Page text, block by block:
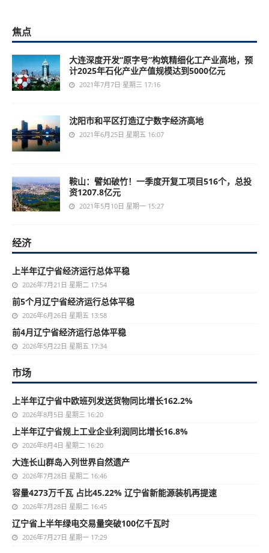
焦点
大连深度开发“原字号”构筑精细化工产业高地，预
计2025年石化产业产值规模达到5000亿元
2021年7月7日 星期三 17:16
沈阳市和平区打造辽宁数字经济高地
2021年6月25日 星期五 16:07
鞍山：譬如破竹！一季度开复工项目516个，总投
资1207.8亿元
2021年5月10日 星期一 15:27
经济
上半年辽宁省经济运行总体平稳
2026年7月21日 星期二 17:54
前5个月辽宁省经济运行总体平稳
2026年6月26日 星期五 13:58
前4月辽宁省经济运行总体平稳
2026年5月22日 星期五 17:34
市场
上半年辽宁省中欧班列发送货物同比增长162.2%
2026年8月5日 星期三 16:20
上半年辽宁省规上工业企业利润同比增长16.8%
2026年8月4日 星期二 16:20
大连长山群岛入列世界自然遗产
2026年7月28日 星期二 16:46
容量4273万千瓦 占比45.22% 辽宁省新能源装机再提速
2026年7月28日 星期二 16:45
辽宁省上半年绿电交易量突破100亿千瓦时
2026年7月27日 星期一 17:29